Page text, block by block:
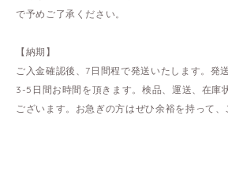
で予めご了承ください。
【納期】
ご入金確認後、7日間程で発送いたします。発
3-5日間お時間を頂きます。検品、運送、在庫
ございます。お急ぎの方はぜひ余裕を持って、